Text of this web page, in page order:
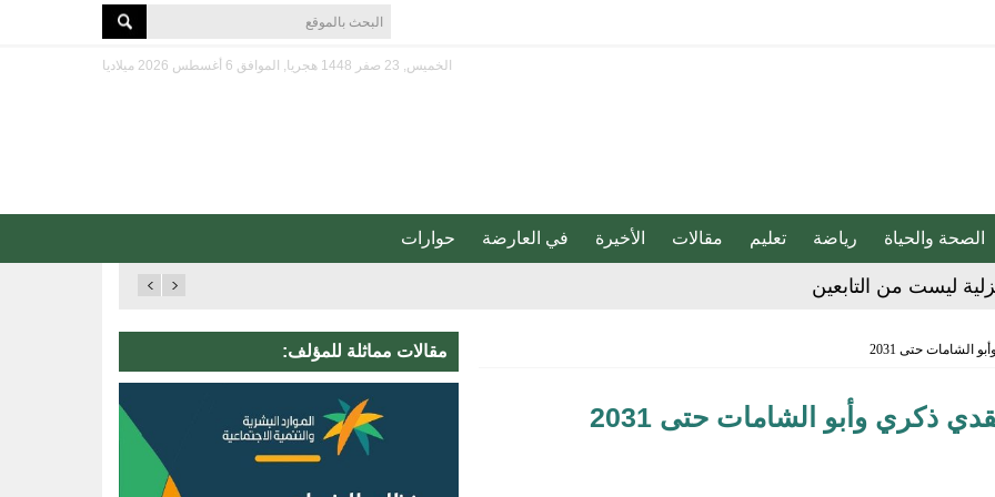
الخميس, 23 صفر 1448 هجريا, الموافق 6 أغسطس 2026 ميلاديا
الصحة والحياة رياضة تعليم مقالات الأخيرة في العارضة حوارات
ليست من التابعين
“الوقف الإسعافي” للهلال الأحمر السعودي
الشامات حتى 2031
ذكري وأبو الشامات حتى 2031
مقالات مماثلة للمؤلف: